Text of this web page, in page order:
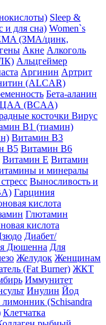
Sleep &
и для сна) Women`s
(ЗМА/цинк,
Акне Алкоголь
Альцгеймер
Аргинин Артрит
(ALCAR)
Бета-аланин
(BCAA)
косточки Вирус
B1 (тиамин)
Витамин B3
B5 Витамин B6
Витамин Е Витамин
и минералы
Выносливость и
Гарциния
кислота
Глютамин
кислота
Диабет/
Дюшенна Для
Желудок Женщинам
(Fat Burner) ЖКТ
Иммунитет
Инулин Йод
(Schisandra
Клетчатка